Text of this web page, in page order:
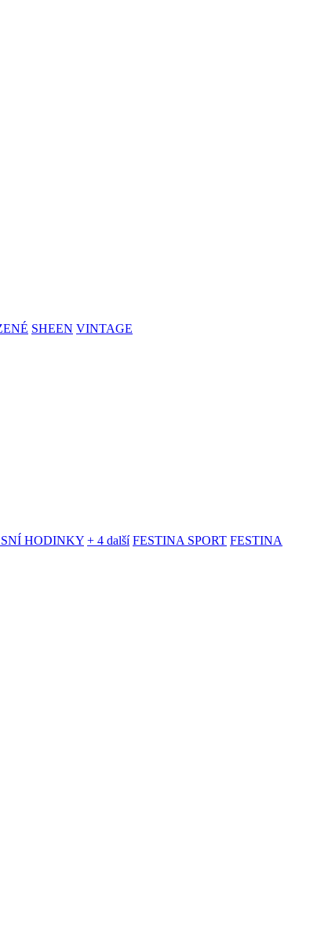
SHEEN VINTAGE
HODINKY + 4 další FESTINA SPORT FESTINA